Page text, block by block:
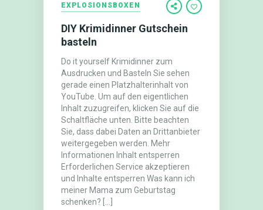
EXPLOSIONSBOXEN
DIY Krimidinner Gutschein
basteln
Do it yourself Krimidinner zum
Ausdrucken und Basteln Sie sehen
gerade einen Platzhalterinhalt von
YouTube. Um auf den eigentlichen
Inhalt zuzugreifen, klicken Sie auf die
Schaltfläche unten. Bitte beachten
Sie, dass dabei Daten an Drittanbieter
weitergegeben werden. Mehr
Informationen Inhalt entsperren
Erforderlichen Service akzeptieren
und Inhalte entsperren Was kann ich
meiner Mama zum Geburtstag
schenken? […]